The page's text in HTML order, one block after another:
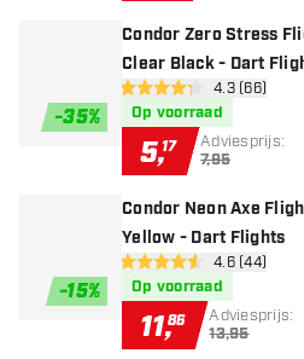
-35%
Condor Zero Stress
Clear Black - Dart
open
4.3 score sterren4.3 (66)
Op voorraad
5,17 Adviesprijs:
7,95
-15%
Condor Neon Axe
Yellow - Dart Flights
open
4.6 score sterren4.6 (44)
Op voorraad
11,86 Adviesprijs:
13,95